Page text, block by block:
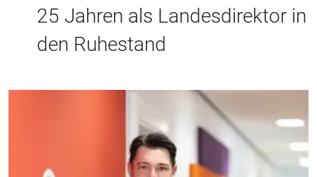
25 Jahren als Landesdirektor in
den Ruhestand